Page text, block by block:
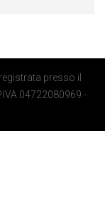
presso il
04722080969 -